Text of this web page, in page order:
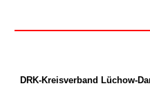
DRK-Kreisverband Lüchow-